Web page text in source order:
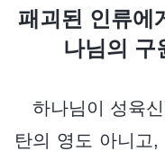
패괴된 인류에
나님의 구
하나님이 성육
탄의 영도 아니고